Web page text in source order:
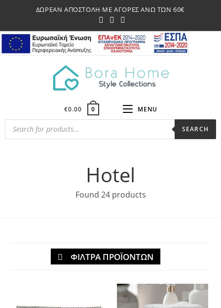
ΔΩΡΕΑΝ ΑΠΟΣΤΟΛΗ ΜΕ ΑΓΟΡΕΣ ΑΝΩ ΤΩΝ 60€
€0.00 0 MENU
Products
search
SEARCH
Hotel
Found 24 products
ΦΙΛΤΡΑ ΠΡΟΪΟΝΤΩΝ